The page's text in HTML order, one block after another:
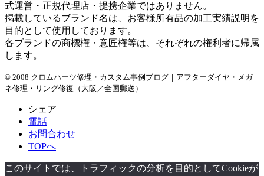
式運営・正規代理店・提携企業ではありません。
掲載しているブランド名は、お客様所有品の加工実績説明を
目的として使用しております。
各ブランドの商標権・意匠権等は、それぞれの権利者に帰属
します。
© 2008 クロムハーツ修理・カスタム事例ブログ｜アフターダイヤ・メガ
ネ修理・リング修復（大阪／全国郵送）
シェア
電話
お問合わせ
TOPへ
このサイトでは、トラフィックの分析を目的としてCookieが